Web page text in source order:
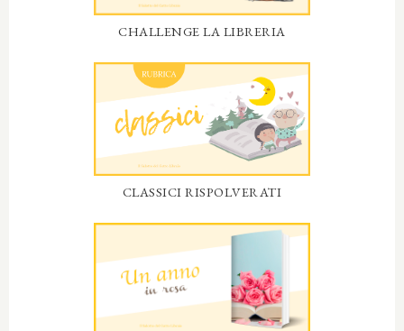
CHALLENGE LA LIBRERIA
CLASSICI RISPOLVERATI